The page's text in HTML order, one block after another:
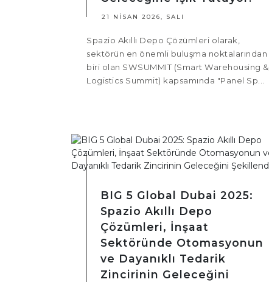
21 NISAN 2026, SALI
Spazio Akıllı Depo Çözümleri olarak,
sektörün en önemli buluşma noktalarından
biri olan SWSUMMIT (Smart Warehousing &
Logistics Summit) kapsamında "Panel Sp...
BIG 5 Global Dubai 2025:
Spazio Akıllı Depo
Çözümleri, İnşaat
Sektöründe Otomasyonun
ve Dayanıklı Tedarik
Zincirinin Geleceğini